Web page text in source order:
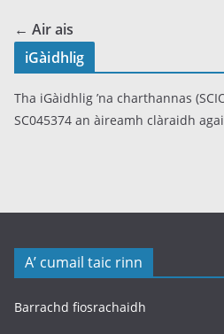
← Air ais
iGàidhlig
Tha iGàidhlig ’na charthannas
SC045374 an àireamh clàraidh
A’ cumail taic rinn
Barrachd fiosrachaidh